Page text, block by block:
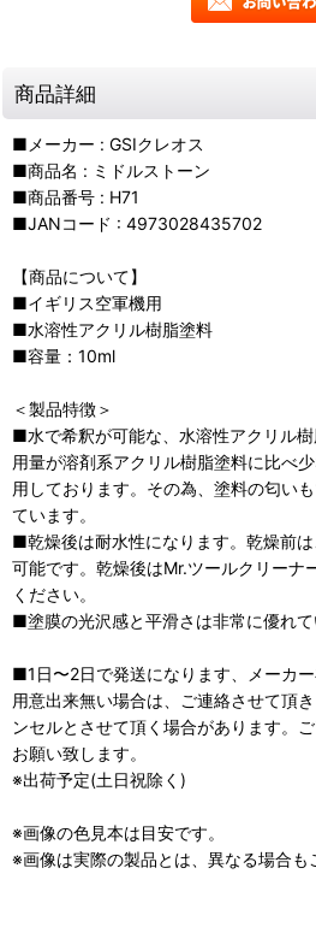
商品詳細
■メーカー : GSIクレオス
■商品名 : ミドルストーン
■商品番号 : H71
■JANコード : 4973028435702
【商品について】
■イギリス空軍機用
■水溶性アクリル樹脂塗料
■容量：10ml
＜製品特徴＞
■水で希釈が可能な、水溶性アクリル
用量が溶剤系アクリル樹脂塗料に比べ
用しております。その為、塗料の匂い
ています。
■乾燥後は耐水性になります。乾燥前
可能です。乾燥後はMr.ツールクリーナ
ください。
■塗膜の光沢感と平滑さは非常に優れて
■1日〜2日で発送になります、メーカ
用意出来無い場合は、ご連絡させて頂
ンセルとさせて頂く場合があります。
お願い致します。
※出荷予定(土日祝除く)
※画像の色見本は目安です。
※画像は実際の製品とは、異なる場合も